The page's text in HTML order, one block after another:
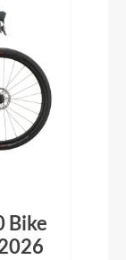
Bike